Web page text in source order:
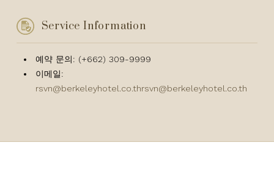
Service Information
예약 문의: (+662) 309-9999
이메일:
rsvn@berkeleyhotel.co.thrsvn@berkeleyhotel.co.th